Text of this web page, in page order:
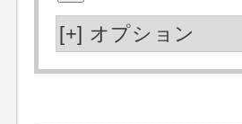
[+] オプション